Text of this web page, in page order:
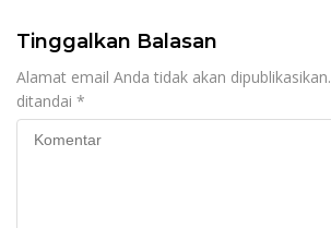
Tinggalkan Balasan
Alamat email Anda tidak akan dipublikasikan.
ditandai *